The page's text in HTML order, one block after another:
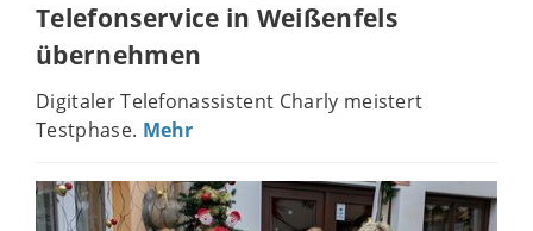
Telefonservice in Weißenfels
übernehmen
Digitaler Telefonassistent Charly meistert
Testphase. Mehr